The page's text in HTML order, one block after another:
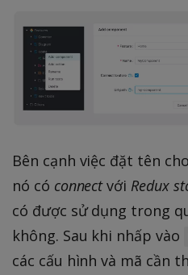
Bên cạnh việc đặt tên
nó có connectvới Redux
có được sử dụng trong
không. Sau khi nhấp vào
các cấu hình và mã cần